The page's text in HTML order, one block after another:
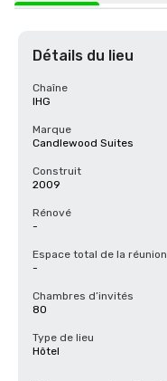
Détails du lieu
Chaîne
IHG
Marque
Candlewood Suites
Construit
2009
Rénové
-
Espace total de la réunion
-
Chambres d’invités
80
Type de lieu
Hôtel